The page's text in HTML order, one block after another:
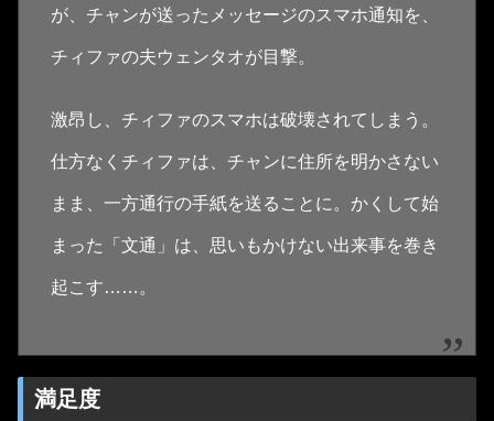
が、チャンが送ったメッセージのスマホ通知を、
チィファの夫ウェンタオが目撃。
激昂し、チィファのスマホは破壊されてしまう。
仕方なくチィファは、チャンに住所を明かさない
まま、一方通行の手紙を送ることに。かくして始
まった「文通」は、思いもかけない出来事を巻き
起こす……。
満足度